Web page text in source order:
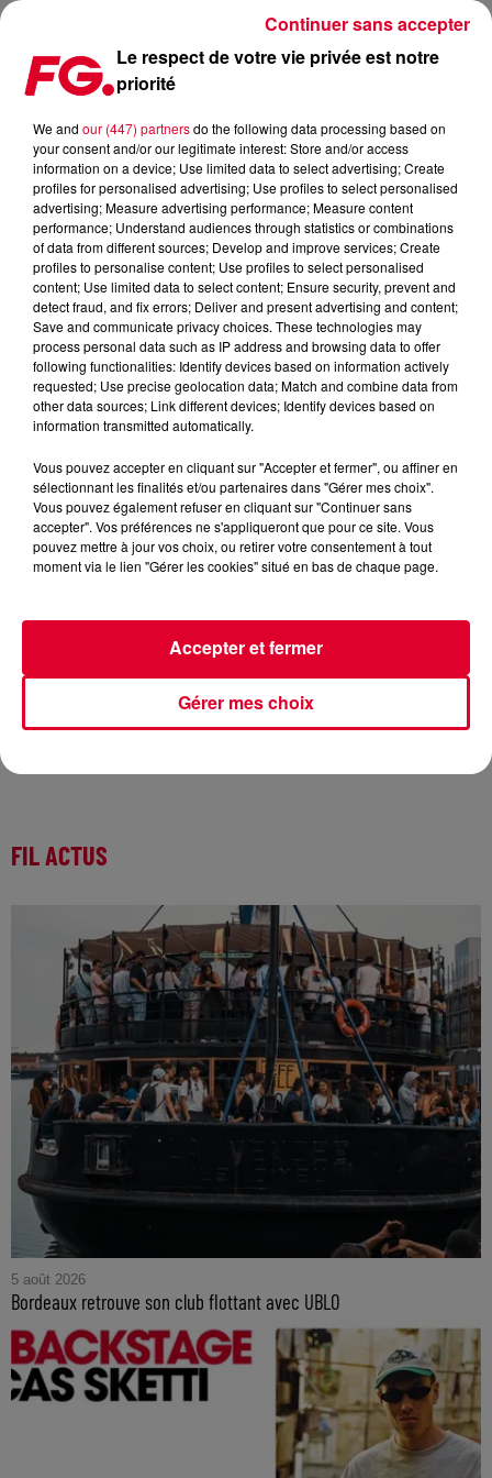
WINTER CAMP FESTIVAL 2018
Publié : 13 décembre 2018 à 17h11 par La rédaction
Jusqu'au 15 décembre. six ans après la première édition, le
plaçant une soirée clubbing en plus des concerts la journée.
Et pour ne rien enlever à l’éclectisme du festival, des têtes
d’affiches viendront télescoper les genres : Yuksek, Romare
et Krampf en tête d’affiche. Rendez-vous à la Bellevilloise,
vendredi pour la partie électro.
FIL ACTUS
5 août 2026
Bordeaux retrouve son club flottant avec UBLO
Le respect de votre vie privée est notre
priorité
We and our (447) partnersdo the following data processing based on
your consent and/or our legitimate interest: Store and/or access
information on a device; Use limited data to select advertising; Create
profiles for personalised advertising; Use profiles to select personalised
advertising; Measure advertising performance; Measure content
performance; Understand audiences through statistics or combinations
of data from different sources; Develop and improve services; Create
profiles to personalise content; Use profiles to select personalised
content; Use limited data to select content; Ensure security, prevent and
detect fraud, and fix errors; Deliver and present advertising and content;
Save and communicate privacy choices. These technologies may
process personal data such as IP address and browsing data to offer
following functionalities: Identify devices based on information actively
requested; Use precise geolocation data; Match and combine data from
other data sources; Link different devices; Identify devices based on
information transmitted automatically.
Vous pouvez accepter en cliquant sur "Accepter et fermer", ou affiner en
sélectionnant les finalités et/ou partenaires dans "Gérer mes choix".
Vous pouvez également refuser en cliquant sur "Continuer sans
accepter". Vos préférences ne s'appliqueront que pour ce site. Vous
pouvez mettre à jour vos choix, ou retirer votre consentement à tout
moment via le lien "Gérer les cookies" situé en bas de chaque page.
Gérer mes choix
Accepter et fermer
Continuer sans accepter